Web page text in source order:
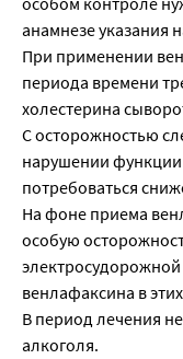
анамнезе указания
При применении
периода времени
холестерина
С осторожностью
нарушении
потребоваться
На фоне приема
особую
венлафаксина в
В период лечения
алкоголя.